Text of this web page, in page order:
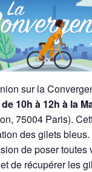
sur la
10h à 12h à la
75004 Paris).
des gilets
de poser toutes
de récupérer les